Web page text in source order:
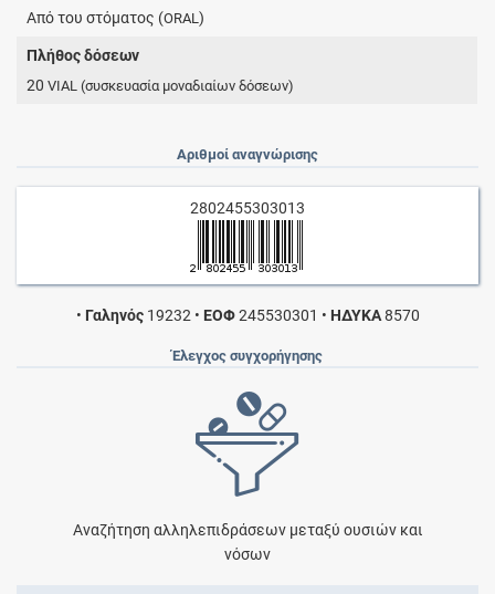
Από του στόματος (ORAL)
Πλήθος δόσεων
20VIAL (συσκευασία μοναδιαίων δόσεων)
Αριθμοί αναγνώρισης
2802455303013
• Γαληνός19232 • ΕΟΦ245530301 • ΗΔΥΚΑ8570
Έλεγχος συγχορήγησης
Αναζήτηση αλληλεπιδράσεων μεταξύ ουσιών και
νόσων